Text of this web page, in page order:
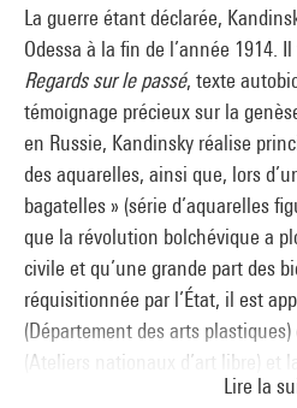
(commissaires de l'exposition :
Champion, Louise Legeleux,
Goualc’h)
Salle 34
Team Ten
(commissaire de l'exposition :
Salle 38
La guerre étant déclarée,
Odessa à la fin de l’année 1914.
Regards sur le passé, texte
témoignage précieux sur la
en Russie, Kandinsky réalise
des aquarelles, ainsi que, lors
bagatelles » (série d’aquarelles
que la révolution bolchévique a
civile et qu’une grande part des
réquisitionnée par l’État, il est
(Département des arts
(Ateliers nationaux d’art libre) et
de l’Inkhouk (Institut de culture
Lire la